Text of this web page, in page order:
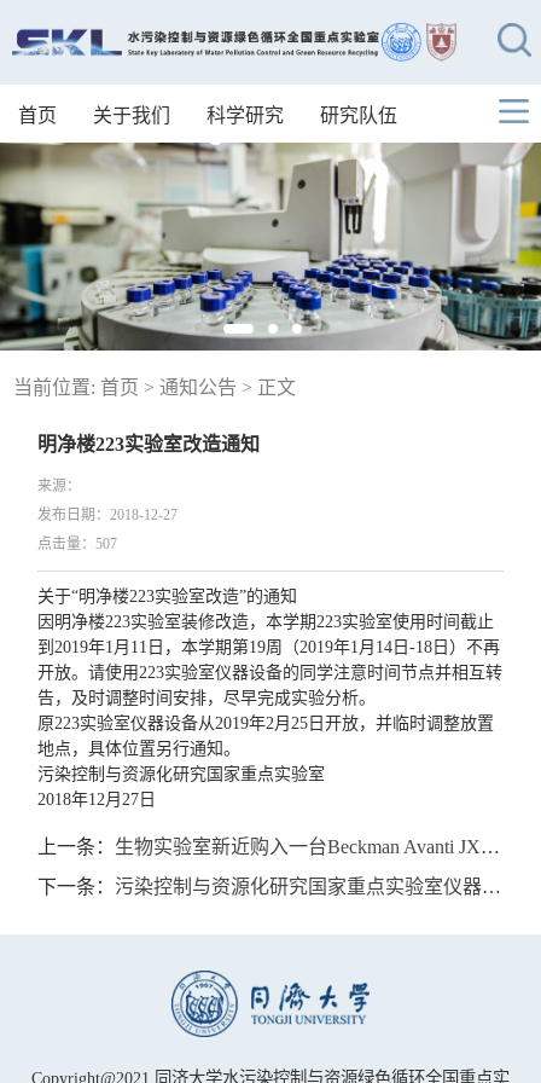
首页 关于我们 科学研究 研究队伍
当前位置: 首页 >通知公告 > 正文
明净楼223实验室改造通知
来源：
发布日期：2018-12-27
点击量：507
关于“明净楼223实验室改造”的通知
因明净楼223实验室装修改造，本学期223实验室使用时间截止
到2019年1月11日，本学期第19周（2019年1月14日-18日）不再
开放。请使用223实验室仪器设备的同学注意时间节点并相互转
告，及时调整时间安排，尽早完成实验分析。
原223实验室仪器设备从2019年2月25日开放，并临时调整放置
地点，具体位置另行通知。
污染控制与资源化研究国家重点实验室
2018年12月27日
上一条： 生物实验室新近购入一台Beckman Avanti JXN-26 智能型高速离心机
下一条： 污染控制与资源化研究国家重点实验室仪器分析讲座
Copyright@2021 同济大学水污染控制与资源绿色循环全国重点实